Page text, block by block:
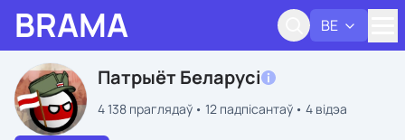
BRAMA BE
Патрыёт Беларусі
4 138 праглядаў 12 падпісантаў 4 відэа